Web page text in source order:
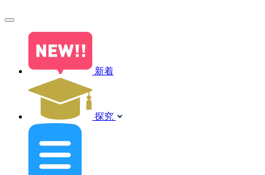
新着
探究